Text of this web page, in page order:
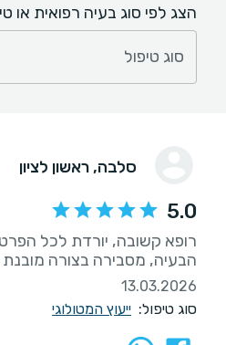
הצג לפי סוג בעיה רפואית או
סוג טיפול
סלבה, ראשון לציון
5.0
רופא קשובה, יורדת לכל
הבעיה, מסבירה בצורה מובנת
13.03.2026
סוג טיפול: ייעוץ המטולוגי